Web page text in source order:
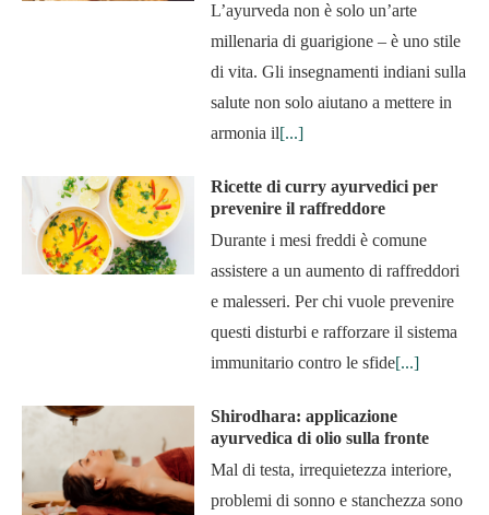
L’ayurveda non è solo un’arte
millenaria di guarigione – è uno stile
di vita. Gli insegnamenti indiani sulla
salute non solo aiutano a mettere in
armonia il[...]
Ricette di curry ayurvedici per
prevenire il raffreddore
Durante i mesi freddi è comune
assistere a un aumento di raffreddori
e malesseri. Per chi vuole prevenire
questi disturbi e rafforzare il sistema
immunitario contro le sfide[...]
Shirodhara: applicazione
ayurvedica di olio sulla fronte
Mal di testa, irrequietezza interiore,
problemi di sonno e stanchezza sono